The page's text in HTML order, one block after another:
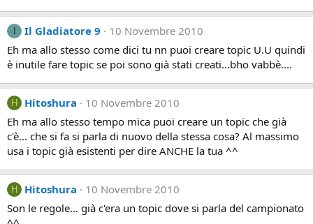
Il Gladiatore 9
10 Novembre 2010
Eh ma allo stesso come dici tu nn puoi creare topic U.U quindi
è inutile fare topic se poi sono già stati creati...bho vabbè....
H Hitoshura
10 Novembre 2010
Eh ma allo stesso tempo mica puoi creare un topic che già
c'è... che si fa si parla di nuovo della stessa cosa? Al massimo
usa i topic già esistenti per dire ANCHE la tua ^^
H Hitoshura
10 Novembre 2010
Son le regole... già c'era un topic dove si parla del campionato